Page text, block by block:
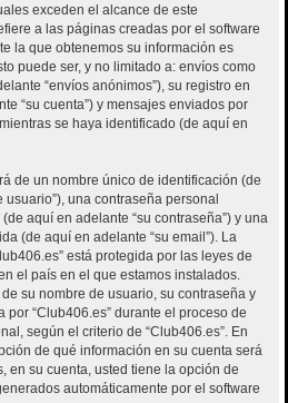
exceden el alcance de este
a las páginas creadas por el software
la que obtenemos su información es
puede ser, y no limitado a: envíos como
“envíos anónimos”), su registro en
“su cuenta”) y mensajes enviados por
se haya identificado (de aquí en
de un nombre único de identificación (de
una contraseña personal
aquí en adelante “su contraseña”) y una
(de aquí en adelante “su email”). La
está protegida por las leyes de
el país en el que estamos instalados.
su nombre de usuario, su contraseña y
“Club406.es” durante el proceso de
según el criterio de “Club406.es”. En
de qué información en su cuenta será
en su cuenta, usted tiene la opción de
automáticamente por el software